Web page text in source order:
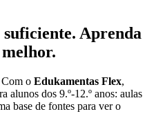
suficiente. Aprenda
Com o Edukamentas Flex,
alunos dos 9.º-12.º anos: aulas
base de fontes para ver o